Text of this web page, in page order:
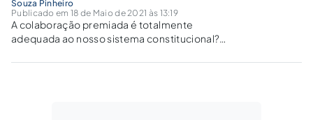
Souza Pinheiro
Publicado em 18 de Maio de 2021 às 13:19
A colaboração premiada é totalmente
adequada ao nosso sistema constitucional?
inconstitucionalidades que podem ser